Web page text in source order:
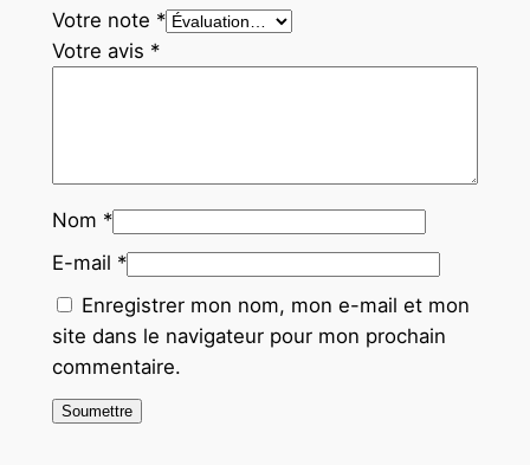
Votre note *
Votre avis *
Nom *
E-mail *
Enregistrer mon nom, mon e-mail et mon
site dans le navigateur pour mon prochain
commentaire.